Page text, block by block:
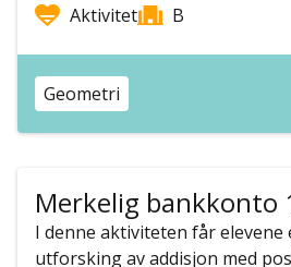
Aktivitet
B
Geometri
Merkelig bankkonto
I denne aktiviteten får elevene
utforsking av addisjon med